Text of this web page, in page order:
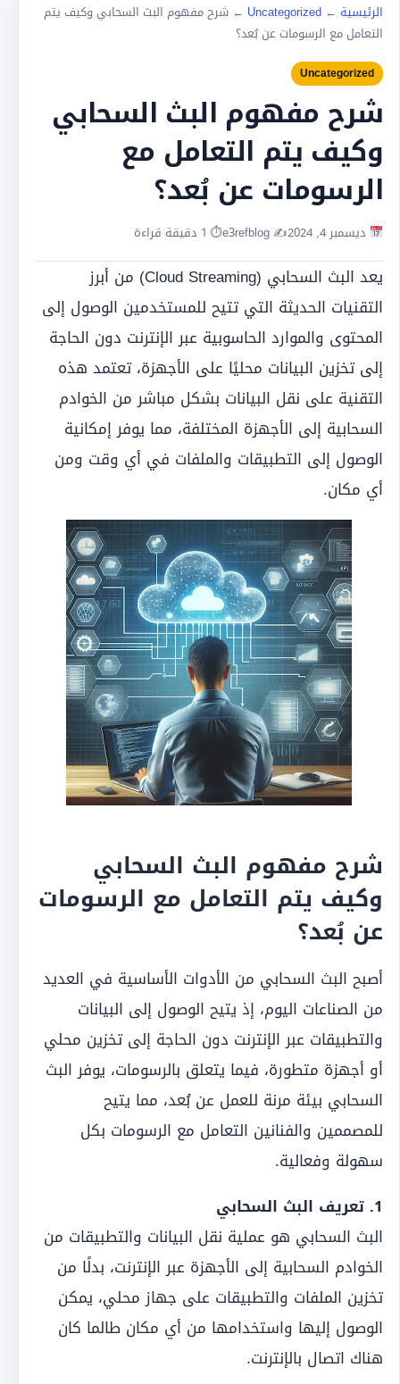
الرئيسية ←
Uncategorized
← شرح مفهوم البث السحابي وكيف يتم
التعامل مع الرسومات عن بُعد؟
Uncategorized
شرح مفهوم البث السحابي
وكيف يتم التعامل مع
الرسومات عن بُعد؟
ديسمبر 4, 2024 ✍️ e3refblog ⏱ 1 دقيقة قراءة
يعد البث السحابي (Cloud Streaming) من أبرز
التقنيات الحديثة التي تتيح للمستخدمين الوصول إلى
المحتوى والموارد الحاسوبية عبر الإنترنت دون الحاجة
إلى تخزين البيانات محليًا على الأجهزة، تعتمد هذه
التقنية على نقل البيانات بشكل مباشر من الخوادم
السحابية إلى الأجهزة المختلفة، مما يوفر إمكانية
الوصول إلى التطبيقات والملفات في أي وقت ومن
أي مكان.
شرح مفهوم البث السحابي
وكيف يتم التعامل مع الرسومات
عن بُعد؟
أصبح البث السحابي من الأدوات الأساسية في العديد
من الصناعات اليوم، إذ يتيح الوصول إلى البيانات
والتطبيقات عبر الإنترنت دون الحاجة إلى تخزين محلي
أو أجهزة متطورة، فيما يتعلق بالرسومات، يوفر البث
السحابي بيئة مرنة للعمل عن بُعد، مما يتيح
للمصممين والفنانين التعامل مع الرسومات بكل
سهولة وفعالية.
1. تعريف البث السحابي
البث السحابي هو عملية نقل البيانات والتطبيقات من
الخوادم السحابية إلى الأجهزة عبر الإنترنت، بدلًا من
تخزين الملفات والتطبيقات على جهاز محلي، يمكن
الوصول إليها واستخدامها من أي مكان طالما كان
هناك اتصال بالإنترنت.